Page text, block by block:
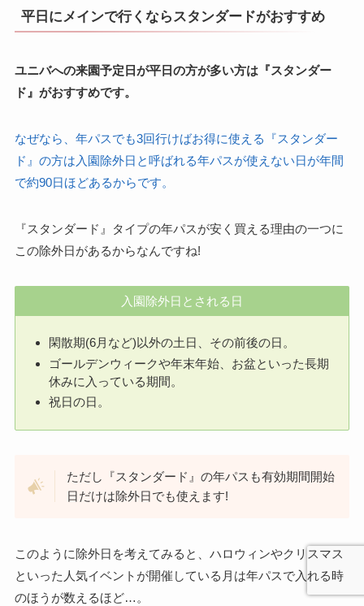
平日にメインで行くならスタンダードがおすすめ
ユニバへの来園予定日が平日の方が多い方は『スタンダー
ド』がおすすめです。
なぜなら、年パスでも3回行けばお得に使える『スタンダー
ド』の方は入園除外日と呼ばれる年パスが使えない日が年間
で約90日ほどあるからです。
『スタンダード』タイプの年パスが安く買える理由の一つに
この除外日があるからなんですね!
入園除外日とされる日
閑散期(6月など)以外の土日、その前後の日。
ゴールデンウィークや年末年始、お盆といった長期
休みに入っている期間。
祝日の日。
ただし『スタンダード』の年パスも有効期間開始
日だけは除外日でも使えます!
このように除外日を考えてみると、ハロウィンやクリスマス
といった人気イベントが開催している月は年パスで入れる時
のほうが数えるほど…。